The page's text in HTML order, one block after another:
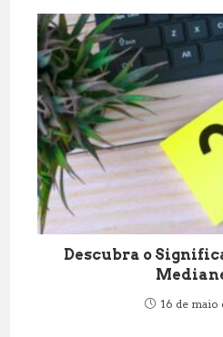
Descubra o
16 de maio